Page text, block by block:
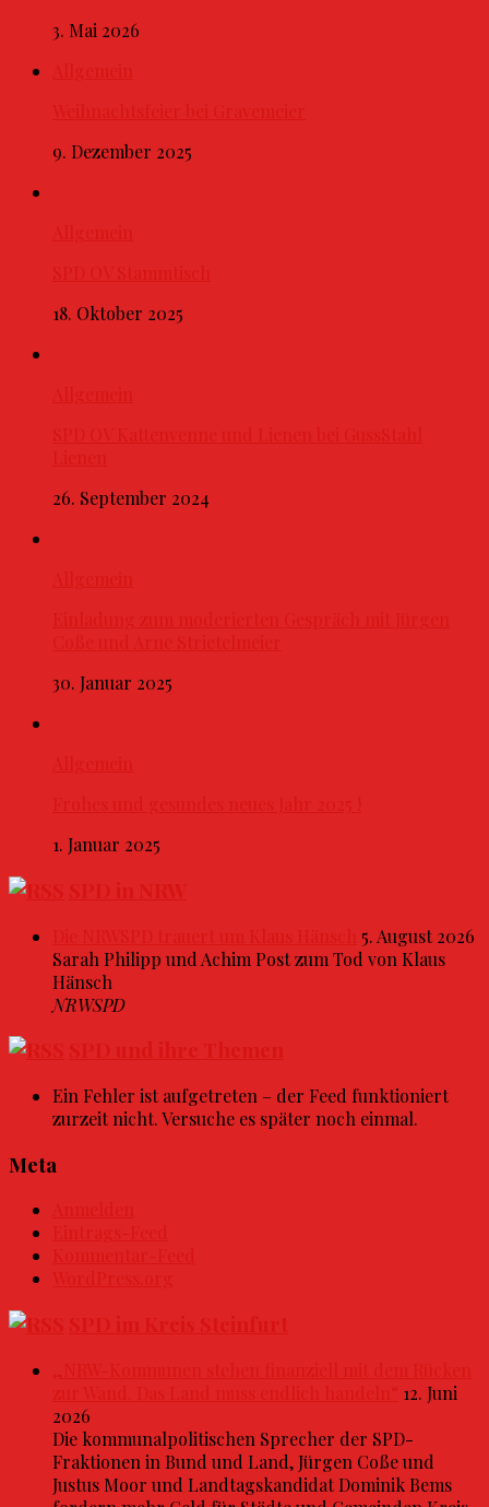
3. Mai 2026
9. Dezember 2025
18. Oktober 2025
26. September 2024
30. Januar 2025
1. Januar 2025
5. August 2026
Sarah Philipp und Achim Post zum Tod von Klaus
Hänsch
NRWSPD
Ein Fehler ist aufgetreten – der Feed funktioniert
zurzeit nicht. Versuche es später noch einmal.
Meta
12. Juni
2026
Die kommunalpolitischen Sprecher der SPD-
Fraktionen in Bund und Land, Jürgen Coße und
Justus Moor und Landtagskandidat Dominik Bems